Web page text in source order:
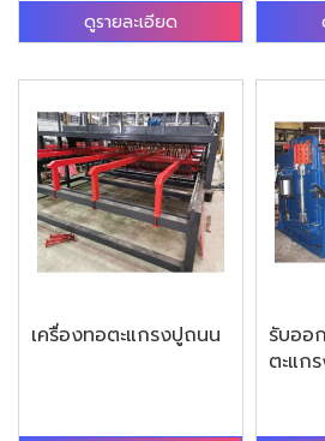
ดูรายละเอียด
เครื่องทอตะแกรงปูถนน
รับออ
ตะแก